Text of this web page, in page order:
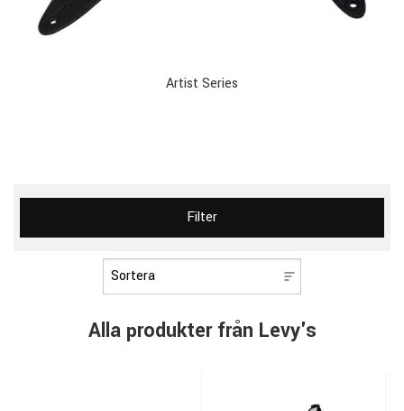
Artist Series
Filter
Alla produkter från Levy's